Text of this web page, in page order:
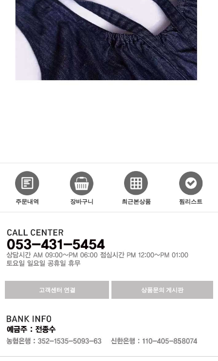
주문내역 장바구니 최근본상품 찜리스트
고객센터 연결 상품문의 게시판